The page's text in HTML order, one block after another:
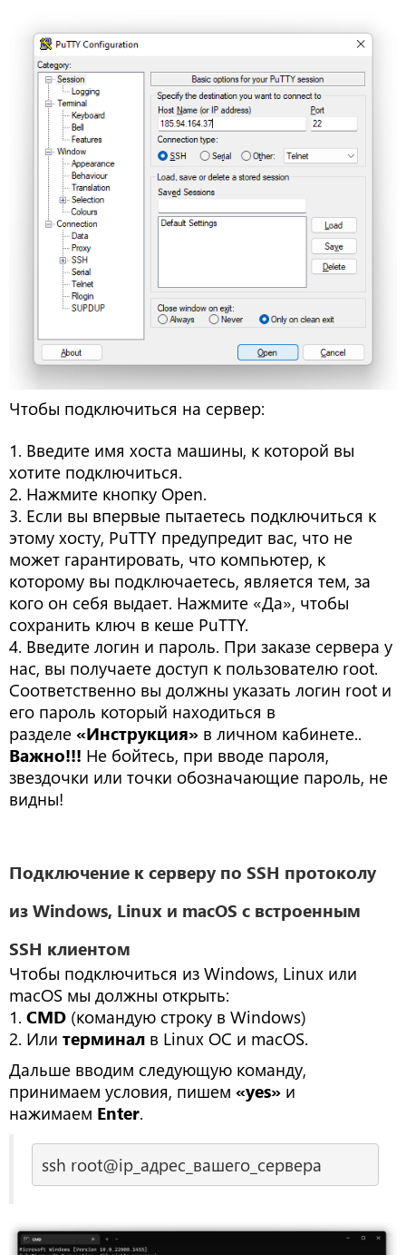
Чтобы подключиться на сервер:
1. Введите имя хоста машины, к которой вы
хотите подключиться.
2. Нажмите кнопку Open.
3. Если вы впервые пытаетесь подключиться к
этому хосту, PuTTY предупредит вас, что не
может гарантировать, что компьютер, к
которому вы подключаетесь, является тем, за
кого он себя выдает. Нажмите «Да», чтобы
сохранить ключ в кеше PuTTY.
4. Введите логин и пароль. При заказе сервера у
нас, вы получаете доступ к пользователю root.
Соответственно вы должны указать логин root и
его пароль который находиться в
разделе «Инструкция» в личном кабинете..
Важно!!! Не бойтесь, при вводе пароля,
звездочки или точки обозначающие пароль, не
видны!
Подключение к серверу по SSH протоколу
из Windows, Linux и macOS с встроенным
SSH клиентом
Чтобы подключиться из Windows, Linux или
macOS мы должны открыть:
1. CMD (командую строку в Windows)
2. Или терминал в Linux ОС и macOS.
Дальше вводим следующую команду,
принимаем условия, пишем «yes» и
нажимаем Enter.
ssh root@ip_адрес_вашего_сервера